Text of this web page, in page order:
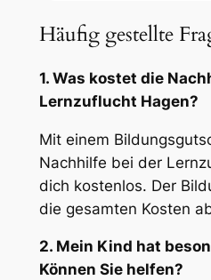
Häufig gestellte
1. Was kostet die
Lernzuflucht Hagen?
Mit einem
Nachhilfe bei der
dich kostenlos. Der
die gesamten Kosten
2. Mein Kind hat
Können Sie helfen?